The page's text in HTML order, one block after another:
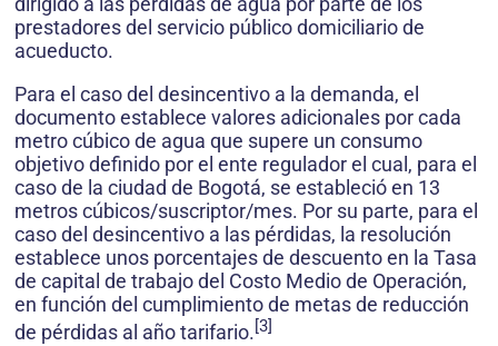
prestadores del servicio público domiciliario de
acueducto.
Para el caso del desincentivo a la demanda, el
documento establece valores adicionales por cada
metro cúbico de agua que supere un consumo
objetivo definido por el ente regulador el cual, para el
caso de la ciudad de Bogotá, se estableció en 13
metros cúbicos/suscriptor/mes. Por su parte, para el
caso del desincentivo a las pérdidas, la resolución
establece unos porcentajes de descuento en la Tasa
de capital de trabajo del Costo Medio de Operación,
en función del cumplimiento de metas de reducción
de pérdidas al año tarifario.[3]